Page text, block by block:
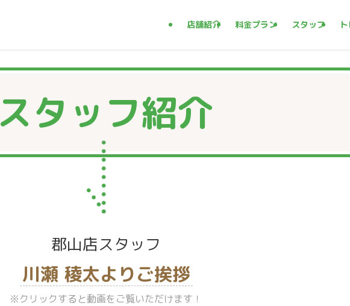
店舗紹介 料金プラン スタッフ
スタッフ紹介
郡山店スタッフ
川瀬 稜太よりご挨拶
※クリックすると動画をご覧いただけます！